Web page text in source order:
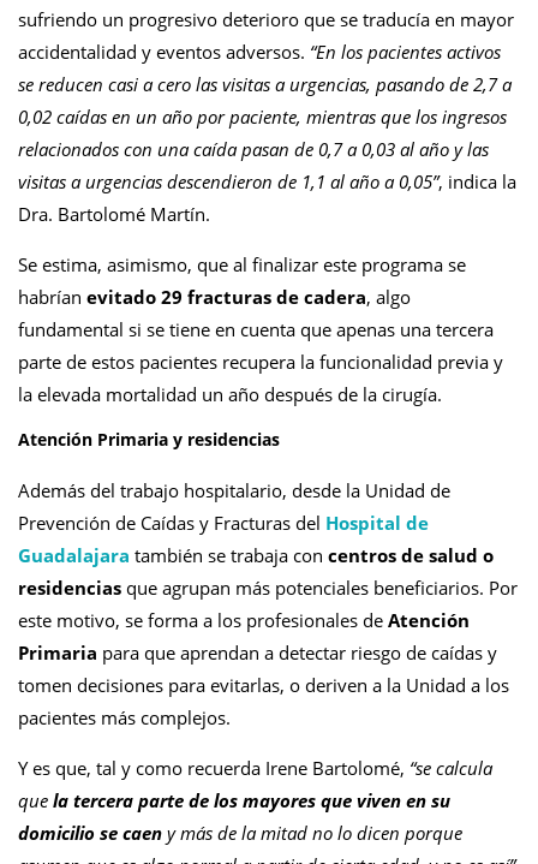
sufriendo un progresivo deterioro que se traducía en mayor
accidentalidad y eventos adversos. “En los pacientes activos
se reducen casi a cero las visitas a urgencias, pasando de 2,7 a
0,02 caídas en un año por paciente, mientras que los ingresos
relacionados con una caída pasan de 0,7 a 0,03 al año y las
visitas a urgencias descendieron de 1,1 al año a 0,05”, indica la
Dra. Bartolomé Martín.
Se estima, asimismo, que al finalizar este programa se
habrían evitado 29 fracturas de cadera, algo
fundamental si se tiene en cuenta que apenas una tercera
parte de estos pacientes recupera la funcionalidad previa y
la elevada mortalidad un año después de la cirugía.
Atención Primaria y residencias
Además del trabajo hospitalario, desde la Unidad de
Prevención de Caídas y Fracturas del Hospital de
Guadalajara también se trabaja con centros de salud o
residencias que agrupan más potenciales beneficiarios. Por
este motivo, se forma a los profesionales de Atención
Primaria para que aprendan a detectar riesgo de caídas y
tomen decisiones para evitarlas, o deriven a la Unidad a los
pacientes más complejos.
Y es que, tal y como recuerda Irene Bartolomé, “se calcula
que la tercera parte de los mayores que viven en su
domicilio se caen y más de la mitad no lo dicen porque